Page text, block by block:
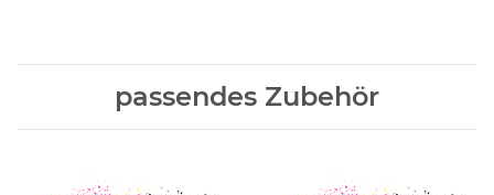
passendes Zubehör